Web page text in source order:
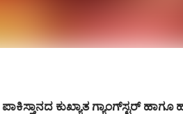
ಪಾಕಿಸ್ತಾನದ ಕುಖ್ಯಾತ ಗ್ಯಾಂಗ್‌ಸ್ಟರ್